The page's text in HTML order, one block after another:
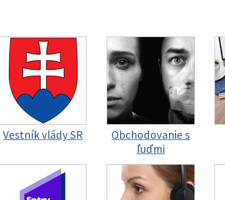
Vestník vlády SR
Obchodovanie s
ľuďmi